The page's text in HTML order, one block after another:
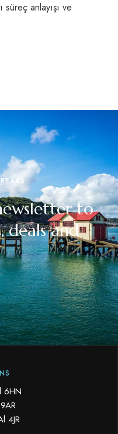
süreç anlayışı ve
to
deals and
6HN
4JR